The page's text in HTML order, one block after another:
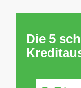
Die 5